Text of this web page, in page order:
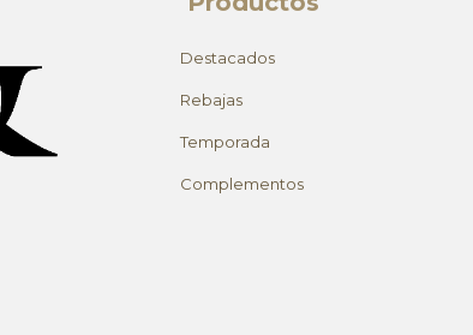
Destacados
Rebajas
Temporada
Complementos